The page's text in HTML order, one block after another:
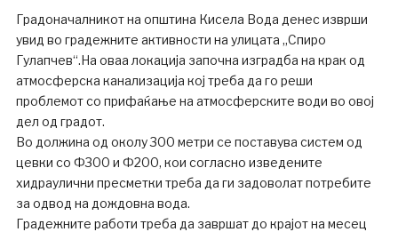
Градоначалникот на општина Кисела Вода денес изврши
увид во градежните активности на улицата „Спиро
Гулапчев“.На оваа локација започна изградба на крак од
атмосферска канализација кој треба да го реши
проблемот со прифаќање на атмосферските води во овој
дел од градот.
Во должина од околу 300 метри се поставува систем од
цевки со Ф300 и Ф200, кои согласно изведените
хидраулични пресметки треба да ги задоволат потребите
за одвод на дождовна вода.
Градежните работи треба да завршат до крајот на месец